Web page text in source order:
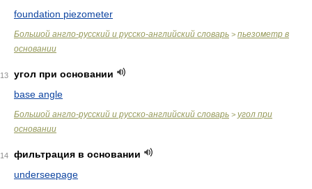
foundation piezometer
Большой англо-русский и русско-английский словарь > пьезометр в
основании
13
угол при основании
base angle
Большой англо-русский и русско-английский словарь > угол при
основании
14
фильтрация в основании
underseepage